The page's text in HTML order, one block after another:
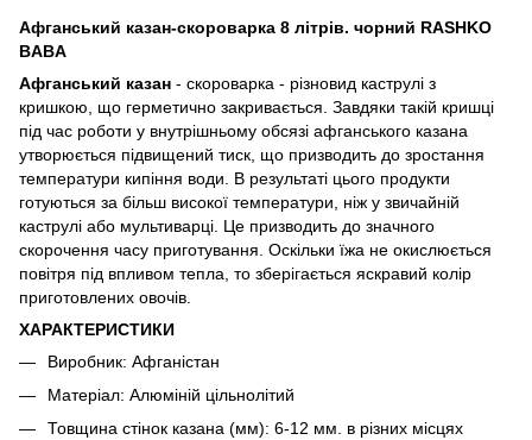
Афганський казан-скороварка 8 літрів. чорний RASHKO
BABA
Афганський казан - скороварка - різновид каструлі з
кришкою, що герметично закривається. Завдяки такій кришці
під час роботи у внутрішньому обсязі афганського казана
утворюється підвищений тиск, що призводить до зростання
температури кипіння води. В результаті цього продукти
готуються за більш високої температури, ніж у звичайній
каструлі або мультиварці. Це призводить до значного
скорочення часу приготування. Оскільки їжа не окислюється
повітря під впливом тепла, то зберігається яскравий колір
приготовлених овочів.
ХАРАКТЕРИСТИКИ
Виробник: Афганістан
Матеріал: Алюміній цільнолітий
Товщина стінок казана (мм): 6-12 мм. в різних місцях